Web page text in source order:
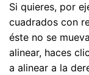
Si quieres, por
cuadrados con
éste no se
alinear, haces
a alinear a la